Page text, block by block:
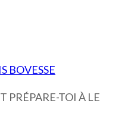
BOVESSE
PRÉPARE-TOI À LE